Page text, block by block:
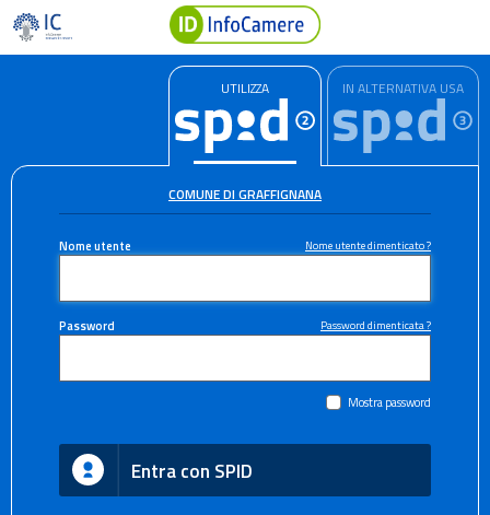
UTILIZZA IN ALTERNATIVA USA
COMUNE DI GRAFFIGNANA
Nome utente Nome utente dimenticato ?
Password Password dimenticata ?
Mostra password
Entra con SPID